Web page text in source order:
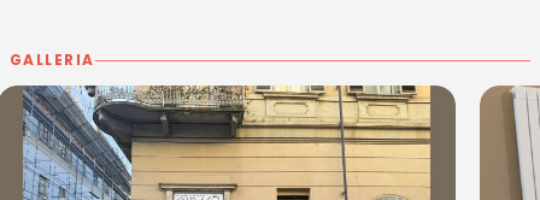
GALLERIA